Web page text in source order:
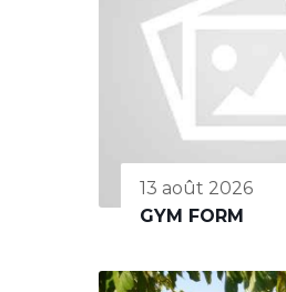
13 août 2026
GYM FORM